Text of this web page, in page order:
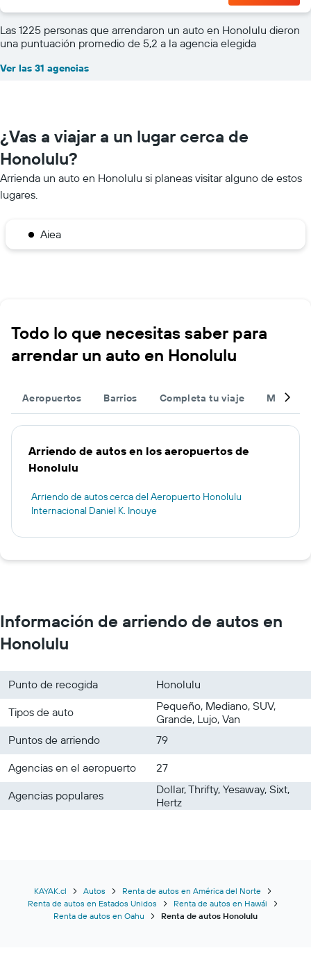
Las 1225 personas que arrendaron un auto en Honolulu dieron
una puntuación promedio de 5,2 a la agencia elegida
Ver las 31 agencias
¿Vas a viajar a un lugar cerca de
Honolulu?
Arrienda un auto en Honolulu si planeas visitar alguno de estos
lugares.
Aiea
Todo lo que necesitas saber para
arrendar un auto en Honolulu
Aeropuertos Barrios Completa tu viaje Muchas
Arriendo de autos en los aeropuertos de
Honolulu
Arriendo de autos cerca del Aeropuerto Honolulu
Internacional Daniel K. Inouye
Información de arriendo de autos en
Honolulu
Punto de recogida
Honolulu
Tipos de auto
Pequeño, Mediano, SUV,
Grande, Lujo, Van
Puntos de arriendo
79
Agencias en el aeropuerto
27
Agencias populares
Dollar, Thrifty, Yesaway, Sixt,
Hertz
KAYAK.cl Autos
Renta de autos en América del Norte
Renta de autos en Estados Unidos
Renta de autos en Hawái
Renta de autos en Oahu
Renta de autos Honolulu